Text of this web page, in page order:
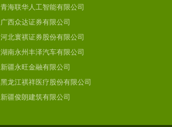
青海联华人工智能有限公司
广西众达证券有限公司
河北寰祺证券股份有限公司
湖南永州丰泽汽车有限公司
新疆永旺金融有限公司
黑龙江祺祥医疗股份有限公司
新疆俊朗建筑有限公司